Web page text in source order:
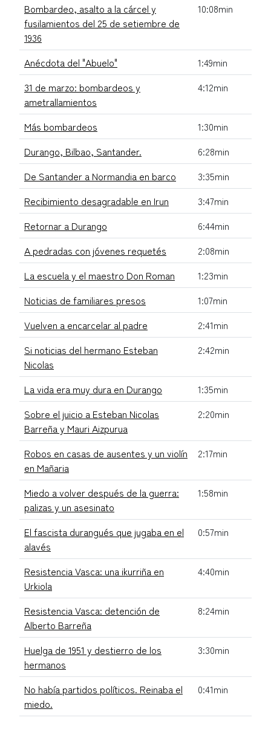
Bombardeo, asalto a la cárcel y
fusilamientos del 25 de setiembre de
1936
10:08min
Anécdota del "Abuelo"
1:49min
31 de marzo: bombardeos y
ametrallamientos
4:12min
Más bombardeos
1:30min
Durango, Bilbao, Santander.
6:28min
De Santander a Normandia en barco
3:35min
Recibimiento desagradable en Irun
3:47min
Retornar a Durango
6:44min
A pedradas con jóvenes requetés
2:08min
La escuela y el maestro Don Roman
1:23min
Noticias de familiares presos
1:07min
Vuelven a encarcelar al padre
2:41min
Si noticias del hermano Esteban
Nicolas
2:42min
La vida era muy dura en Durango
1:35min
Sobre el juicio a Esteban Nicolas
Barreña y Mauri Aizpurua
2:20min
Robos en casas de ausentes y un violín
en Mañaria
2:17min
Miedo a volver después de la guerra:
palizas y un asesinato
1:58min
El fascista durangués que jugaba en el
alavés
0:57min
Resistencia Vasca: una ikurriña en
Urkiola
4:40min
Resistencia Vasca: detención de
Alberto Barreña
8:24min
Huelga de 1951 y destierro de los
hermanos
3:30min
No había partidos políticos. Reinaba el
miedo.
0:41min